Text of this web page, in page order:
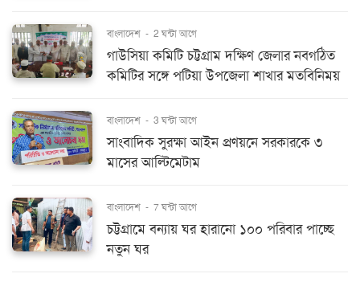
বাংলাদেশ - 2 ঘন্টা আগে
গাউসিয়া কমিটি চট্টগ্রাম দক্ষিণ জেলার নবগঠিত
কমিটির সঙ্গে পটিয়া উপজেলা শাখার মতবিনিময়
বাংলাদেশ - 3 ঘন্টা আগে
সাংবাদিক সুরক্ষা আইন প্রণয়নে সরকারকে ৩
মাসের আল্টিমেটাম
বাংলাদেশ - 7 ঘন্টা আগে
চট্টগ্রামে বন্যায় ঘর হারানো ১০০ পরিবার পাচ্ছে
নতুন ঘর